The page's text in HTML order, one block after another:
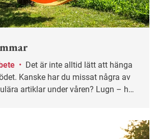
•
Kanske har du missat några av
artiklar under våren? Lugn – här